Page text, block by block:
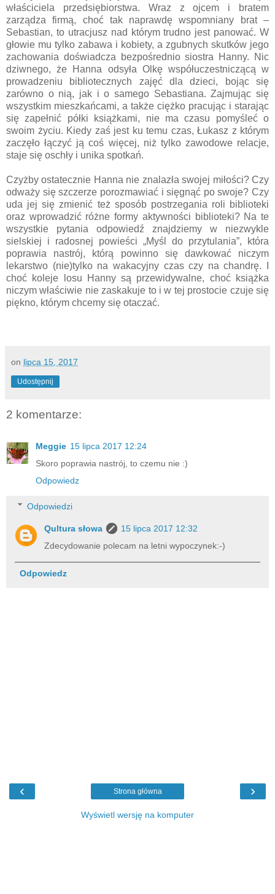
właściciela przedsiębiorstwa. Wraz z ojcem i bratem
zarządza firmą, choć tak naprawdę wspomniany brat –
Sebastian, to utracjusz nad którym trudno jest panować. W
głowie mu tylko zabawa i kobiety, a zgubnych skutków jego
zachowania doświadcza bezpośrednio siostra Hanny. Nic
dziwnego, że Hanna odsyła Olkę współuczestniczącą w
prowadzeniu bibliotecznych zajęć dla dzieci, bojąc się
zarówno o nią, jak i o samego Sebastiana. Zajmując się
wszystkim mieszkańcami, a także ciężko pracując i starając
się zapełnić półki książkami, nie ma czasu pomyśleć o
swoim życiu. Kiedy zaś jest ku temu czas, Łukasz z którym
zaczęło łączyć ją coś więcej, niż tylko zawodowe relacje,
staje się oschły i unika spotkań.
Czyżby ostatecznie Hanna nie znalazła swojej miłości? Czy
odważy się szczerze porozmawiać i sięgnąć po swoje? Czy
uda jej się zmienić też sposób postrzegania roli biblioteki
oraz wprowadzić różne formy aktywności biblioteki? Na te
wszystkie pytania odpowiedź znajdziemy w niezwykle
sielskiej i radosnej powieści „Myśl do przytulania”, która
poprawia nastrój, którą powinno się dawkować niczym
lekarstwo (nie)tylko na wakacyjny czas czy na chandrę. I
choć koleje losu Hanny są przewidywalne, choć książka
niczym właściwie nie zaskakuje to i w tej prostocie czuje się
piękno, którym chcemy się otaczać.
on lipca 15, 2017
Udostępnij
2 komentarze:
Meggie 15 lipca 2017 12:24
Skoro poprawia nastrój, to czemu nie :)
Odpowiedz
Odpowiedzi
Qultura słowa
15 lipca 2017 12:32
Zdecydowanie polecam na letni wypoczynek:-)
Odpowiedz
‹ ›
Strona główna
Wyświetl wersję na komputer